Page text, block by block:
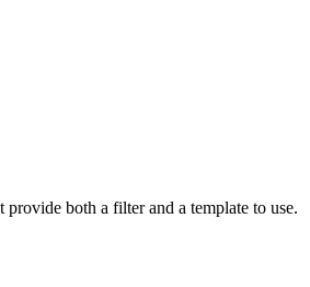
both a filter and a template to use.